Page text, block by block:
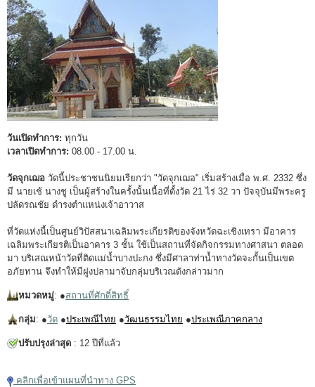
วันเปิดทำการ: ทุกวัน
เวลาเปิดทำการ: 08.00 - 17.00 น.
วัดจุกเฌอ วัดนี้ประชาชนนิยมเรียกว่า "วัดจุกเฌอ" เริ่มสร้างเมื่อ พ.ศ. 2332 ซึ่ง
มี นายเช้ นางชู เป็นผู้สร้างในครั้งนั้นเนื้อที่ตั้งวัด 21 ไร่ 32 วา ปัจจุบันมีพระครู
ปลัดรณชัย ดำรงตำแหน่งเจ้าอาวาส
ที่วัดแห่งนี้เป็นศูนย์วิปัสสนาเฉลิมพระเกียรติของจังหวัดฉะเชิงเทรา มีอาคาร
เฉลิมพระเกียรติเป็นอาคาร 3 ชั้น ใช้เป็นสถานที่จัดกิจกรรมทางศาสนา ตลอด
มา บริเสณหน้าวัดที่ติดแม่น้ำบางปะกง ซึ่งมีศาลาท่าน้ำทางวัดจะกั้นเป็นเขต
อภัยทาน จึงทำให้มีฝูงปลามาจับกลุ่มบริเวณดังกล่าวมาก
หมวดหมู่: ●สถานที่ศักดิ์สิทธิ์
กลุ่ม: ●วัด ●ประเพณีไทย ●วัฒนธรรมไทย ●ประเพณีภาคกลาง
ปรับปรุงล่าสุด : 12 ปีที่แล้ว
คลิกเพื่อเข้าแผนที่นำทาง GPS